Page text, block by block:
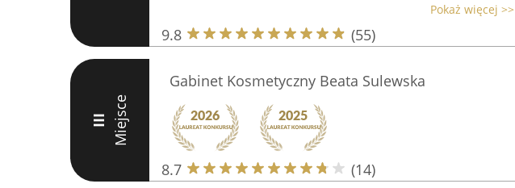
Pokaż więcej >>
9.8 (55)
III Miejsce
Gabinet Kosmetyczny Beata Sulewska
8.7 (14)